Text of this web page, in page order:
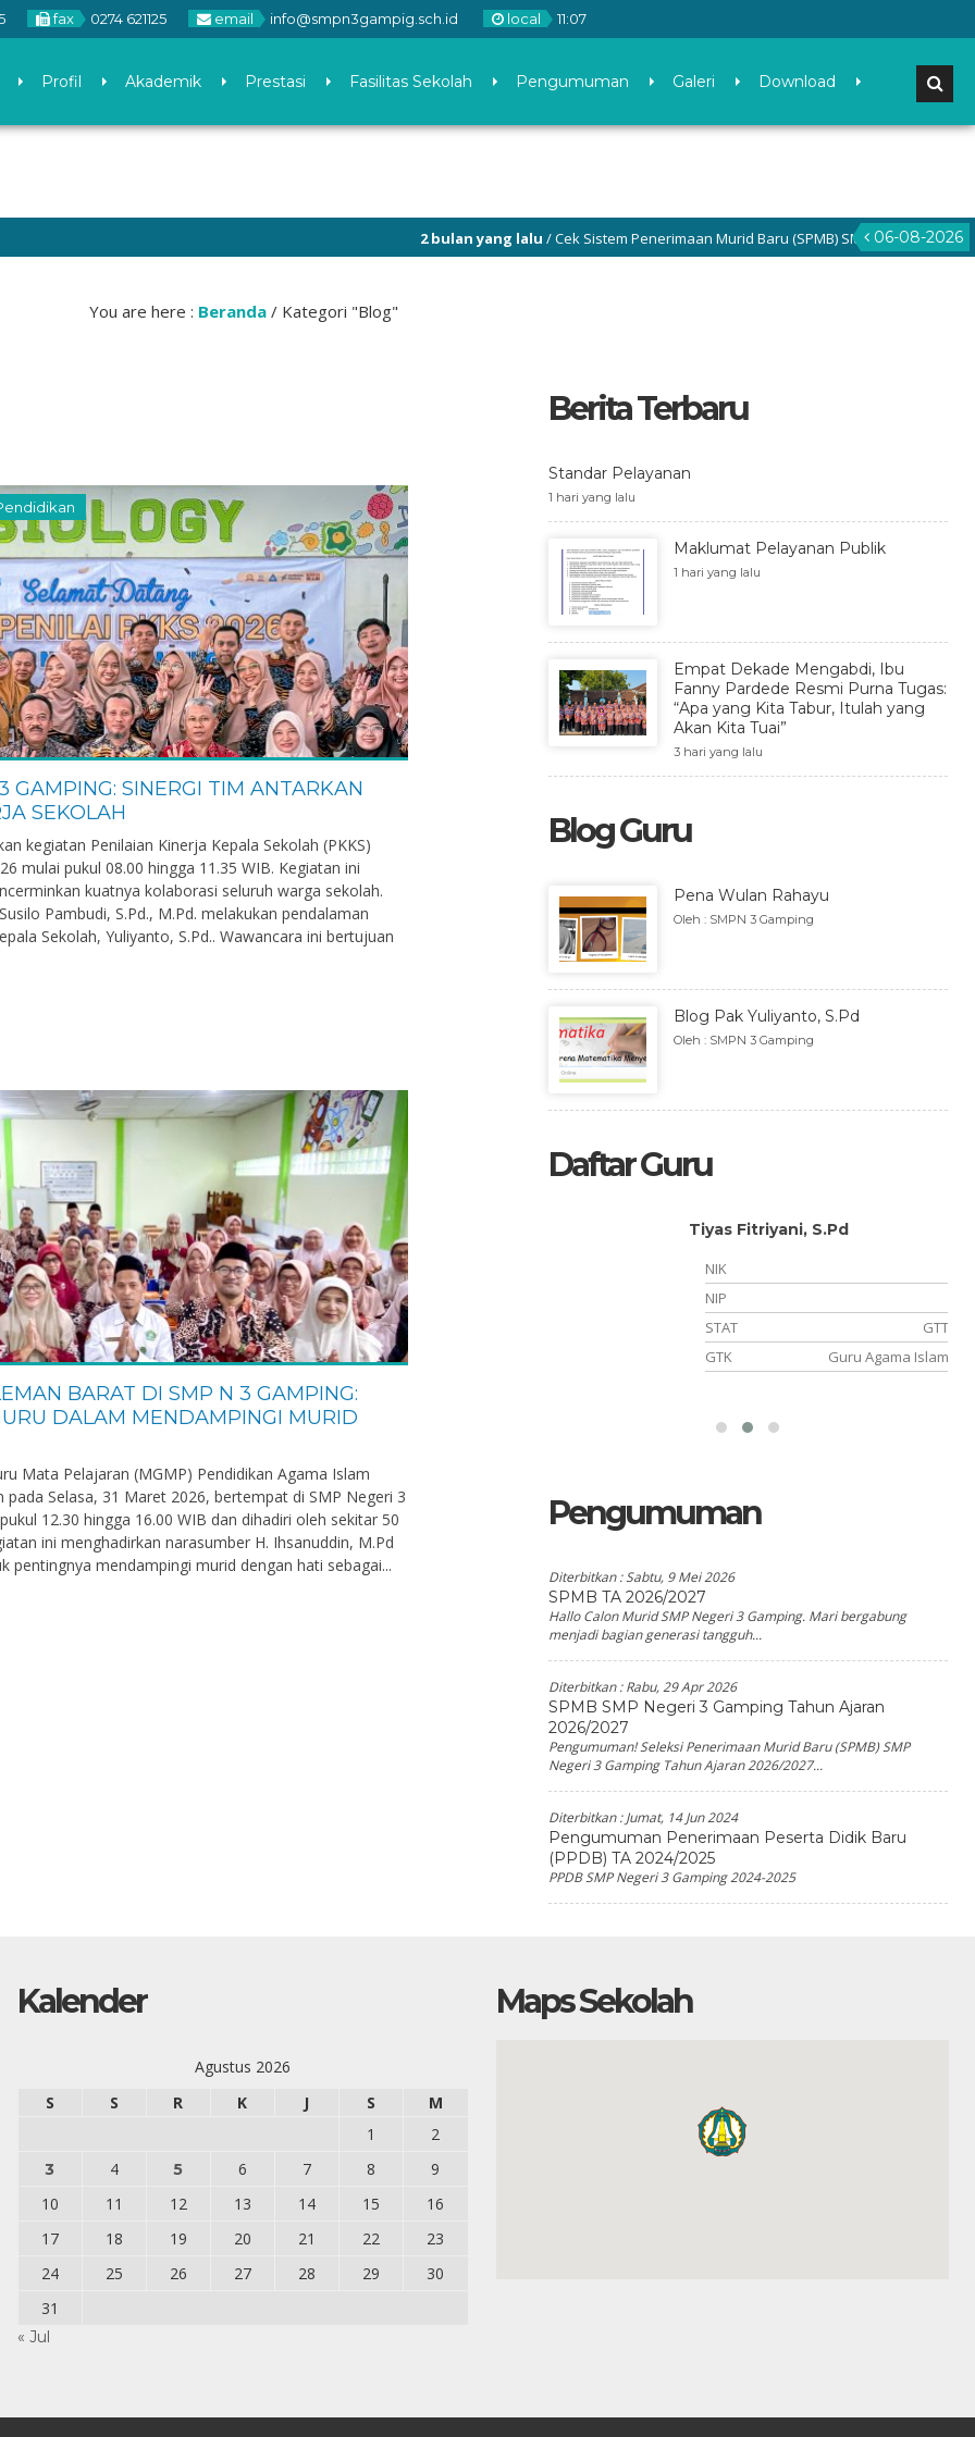
fax 0274 621125 email info@smpn3gampig.sch.id local 11:07
Profil Akademik Prestasi Fasilitas Sekolah Pengumuman Galeri Download
06-08-2026
2 bulan yang lalu/ Cek Sistem Penerimaan Murid Baru (SPMB) SMP Negeri 3 Gamping di
You are here : Beranda / Kategori "Blog"
GAMPING: SINERGI TIM ANTARKAN
SEKOLAH
kegiatan Penilaian Kinerja Kepala Sekolah (PKKS)
mulai pukul 08.00 hingga 11.35 WIB. Kegiatan ini
kuatnya kolaborasi seluruh warga sekolah.
Pambudi, S.Pd., M.Pd. melakukan pendalaman
Sekolah, Yuliyanto, S.Pd.. Wawancara ini bertujuan
BARAT DI SMP N 3 GAMPING:
DALAM MENDAMPINGI MURID
Mata Pelajaran (MGMP) Pendidikan Agama Islam
pada Selasa, 31 Maret 2026, bertempat di SMP Negeri 3
12.30 hingga 16.00 WIB dan dihadiri oleh sekitar 50
ini menghadirkan narasumber H. Ihsanuddin, M.Pd
pentingnya mendampingi murid dengan hati sebagai...
Berita Terbaru
Standar Pelayanan
1 hari yang lalu
Maklumat Pelayanan Publik
1 hari yang lalu
Empat Dekade Mengabdi, Ibu
Fanny Pardede Resmi Purna Tugas:
“Apa yang Kita Tabur, Itulah yang
Akan Kita Tuai”
3 hari yang lalu
Blog Guru
Pena Wulan Rahayu
Oleh : SMPN 3 Gamping
Blog Pak Yuliyanto, S.Pd
Oleh : SMPN 3 Gamping
Daftar Guru
GTT
Bahasa Jawa
Kartono
NIK
NIP
STAT
GTK
Petugas Kebersihan
Tiyas Fitriyani, S.Pd
NIK
NIP
STAT
GTT
GTK
Guru Agama Islam
Pengumuman
Diterbitkan :Sabtu, 9 Mei 2026
SPMB TA 2026/2027
Hallo Calon Murid SMP Negeri 3 Gamping. Mari bergabung
menjadi bagian generasi tangguh...
Diterbitkan :Rabu, 29 Apr 2026
SPMB SMP Negeri 3 Gamping Tahun Ajaran
2026/2027
Pengumuman! Seleksi Penerimaan Murid Baru (SPMB) SMP
Negeri 3 Gamping Tahun Ajaran 2026/2027...
Diterbitkan :Jumat, 14 Jun 2024
Pengumuman Penerimaan Peserta Didik Baru
(PPDB) TA 2024/2025
PPDB SMP Negeri 3 Gamping 2024-2025
Kalender
Agustus 2026
S
S R K J S
M
1
2
3 4 5 6 7 8
9
10
11 12 13 14 15
16
17
18 19 20 21 22
23
24
25 26 27 28 29
30
31
« Jul
Maps Sekolah